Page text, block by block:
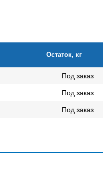
Остаток, кг
Под заказ
Под заказ
Под заказ